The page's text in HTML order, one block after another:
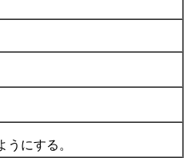
にする。